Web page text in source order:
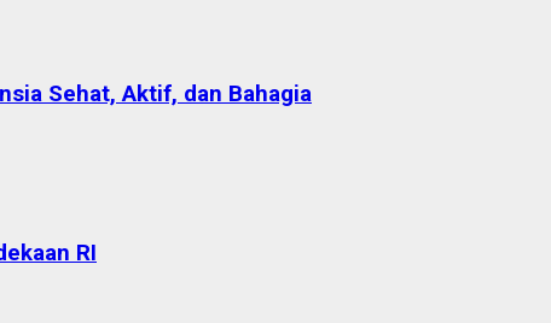
Sehat, Aktif, dan Bahagia
RI